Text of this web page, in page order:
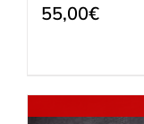
55,00€